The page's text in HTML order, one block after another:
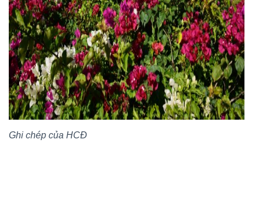
Ghi chép của HCĐ